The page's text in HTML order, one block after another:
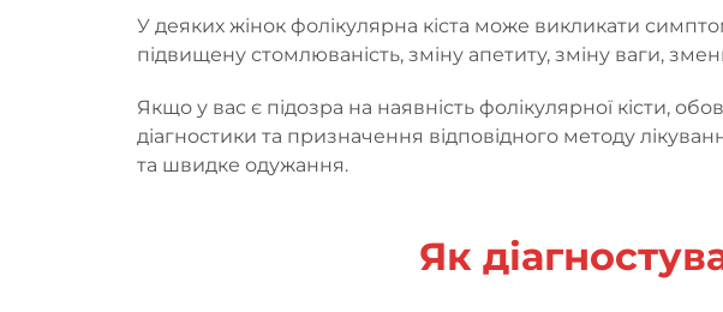
У деяких жінок фолікулярна кіста може викликати
підвищену стомлюваність, зміну апетиту, зміну ваги,
Якщо у вас є підозра на наявність фолікулярної кісти,
діагностики та призначення відповідного методу
та швидке одужання.
Як